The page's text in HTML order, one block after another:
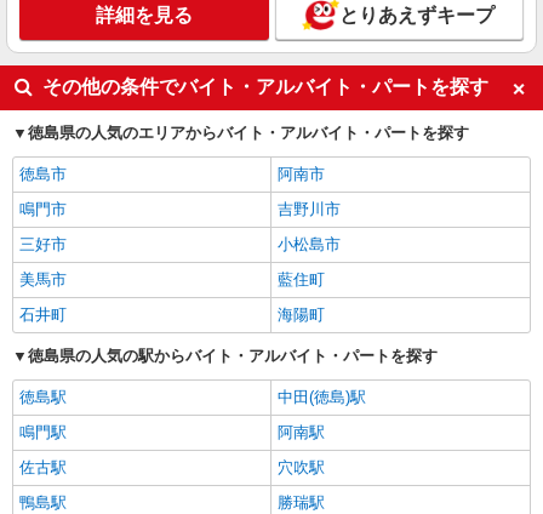
詳細を見る とりあえずキープ
その他の条件でバイト・アルバイト・パートを探す
徳島県の人気のエリアからバイト・アルバイト・パートを探す
徳島市
阿南市
鳴門市
吉野川市
三好市
小松島市
美馬市
藍住町
石井町
海陽町
徳島県の人気の駅からバイト・アルバイト・パートを探す
徳島駅
中田(徳島)駅
鳴門駅
阿南駅
佐古駅
穴吹駅
鴨島駅
勝瑞駅